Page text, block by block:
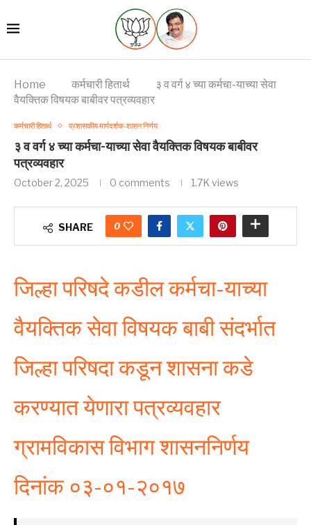
Home कर्मचारी हितार्थ
३ व वर्ग ४ च्या कर्मचा-याच्या सेवा
वैयक्तिक विषयक बाबीवर पत्रव्यवहार
कर्मचारी हितार्थ प्रशासकीय मार्गदर्शक-शासन निर्णय
३ व वर्ग ४ च्या कर्मचा-याच्या सेवा वैयक्तिक विषयक बाबीवर
पत्रव्यवहार
October 2, 2025 0 comments 1.7K views
SHARE 0
जिल्हा परिषदे कडील कर्मचा-याच्या
वैयक्तिक सेवा विषयक बाबी संदर्भात
जिल्हा परिषदा कडून शासना कडे
करण्यात येणारा पत्रव्यवहार
ग्रामविकास विभाग शासननिर्णय
दिनांक ०३-०१-२०१७